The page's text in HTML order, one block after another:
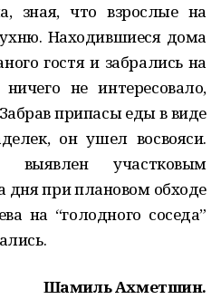
зная, что взрослые на
Находившиеся дома
гостя и забрались на
не интересовало,
припасы еды в виде
он ушел восвояси.
участковым
дня при плановом обходе
на “голодного соседа”
Шамиль Ахметшин.